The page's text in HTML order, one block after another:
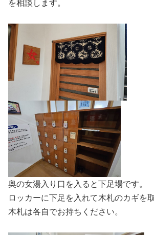
を相談します。
奥の女湯入り口を入ると下足場です。
ロッカーに下足を入れて木札のカギを
木札は各自でお持ちください。